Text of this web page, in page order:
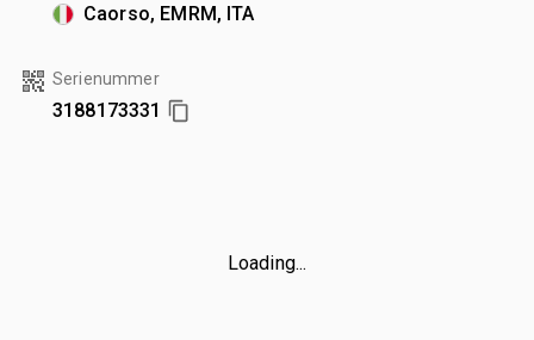
Caorso, EMRM, ITA
Serienummer
3188173331
Loading...